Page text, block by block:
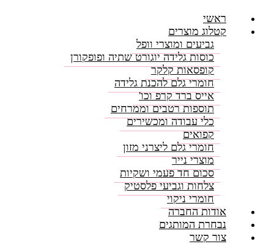
ראשי
קטלוג מוצרים
גביעים ומוצרי וופל
כוסות גלידה יוגורט שתיה ופופקורן
קופסאות קלקר
חומרי גלם להכנת גלידה
אייס ברד קרפ וכו'
תוספות רטבים וממרחים
כלי עבודה ומכשירים
קפואים
חומרי גלם ליצרני מזון
מוצרי נייר
סכום חד פעמי ושקיות
צלחות וגביעי פלסטיק
חומרי ניקוי
אודות החברה
נבחרת המותגים
צור קשר